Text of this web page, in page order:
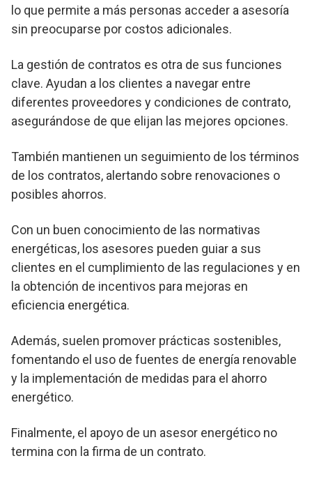
lo que permite a más personas acceder a asesoría
sin preocuparse por costos adicionales.
La gestión de contratos es otra de sus funciones
clave. Ayudan a los clientes a navegar entre
diferentes proveedores y condiciones de contrato,
asegurándose de que elijan las mejores opciones.
También mantienen un seguimiento de los términos
de los contratos, alertando sobre renovaciones o
posibles ahorros.
Con un buen conocimiento de las normativas
energéticas, los asesores pueden guiar a sus
clientes en el cumplimiento de las regulaciones y en
la obtención de incentivos para mejoras en
eficiencia energética.
Además, suelen promover prácticas sostenibles,
fomentando el uso de fuentes de energía renovable
y la implementación de medidas para el ahorro
energético.
Finalmente, el apoyo de un asesor energético no
termina con la firma de un contrato.